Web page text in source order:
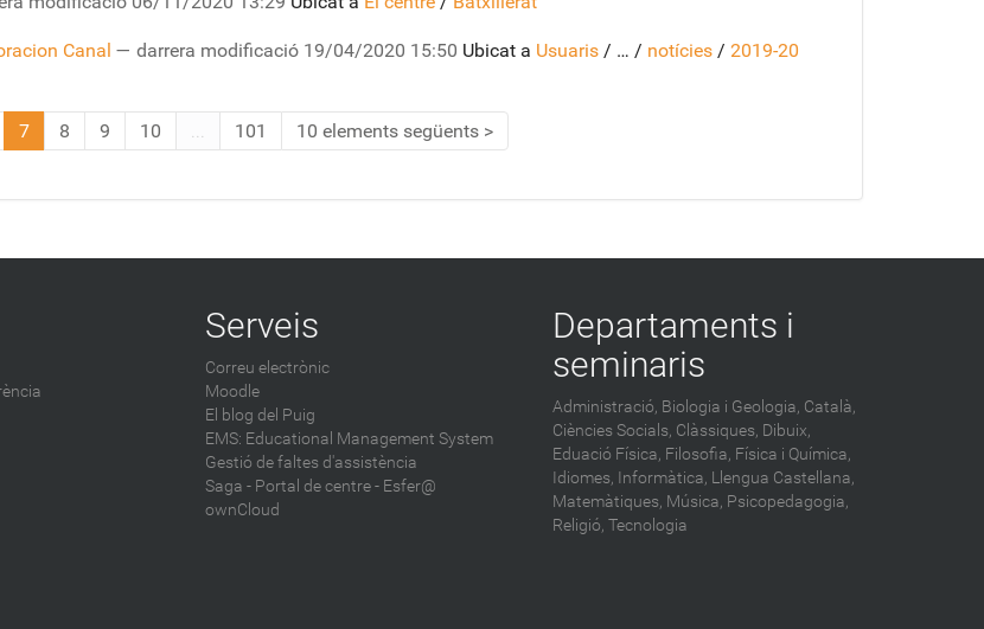
Canal — darrera modificació 19/04/2020 15:50 Ubicat a Usuaris / … / notícies / 2019-20
7 8 9 10 ... 101 10 elements següents
Serveis
Correu electrònic
Moodle
El blog del Puig
EMS: Educational Management System
Gestió de faltes d'assistència
Saga - Portal de centre - Esfer@
ownCloud
Departaments i
seminaris
Administració, Biologia i Geologia, Català,
Ciències Socials, Clàssiques, Dibuix,
Eduació Física, Filosofia, Física i Química,
Idiomes, Informàtica, Llengua Castellana,
Matemàtiques, Música, Psicopedagogia,
Religió, Tecnologia